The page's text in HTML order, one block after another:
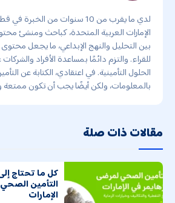
لدي ما يقرب من 10 سنوات من
الإمارات العربية المتحدة، كباحث ومنشئ
بين التحليل والنهج الإبداعي، ما يجعل محتوى
للقراء. والتزم دائمًا بمساعدة الأفراد
الحلول التأمينية. في اعتقادي، الكتابة عن
بالمعلومات، ولكن أيضًا يجب أن تكون ممتعة
مقالات ذات صلة
كل ما تحتاج
التأمين
الإمارات